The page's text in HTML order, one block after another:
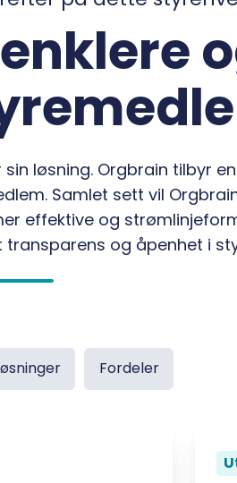
løsning. Orgbrain tilbyr
Samlet sett vil
effektive og
og åpenhet i
Fordeler